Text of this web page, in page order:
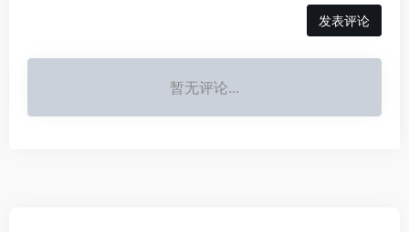
发表评论
暂无评论...